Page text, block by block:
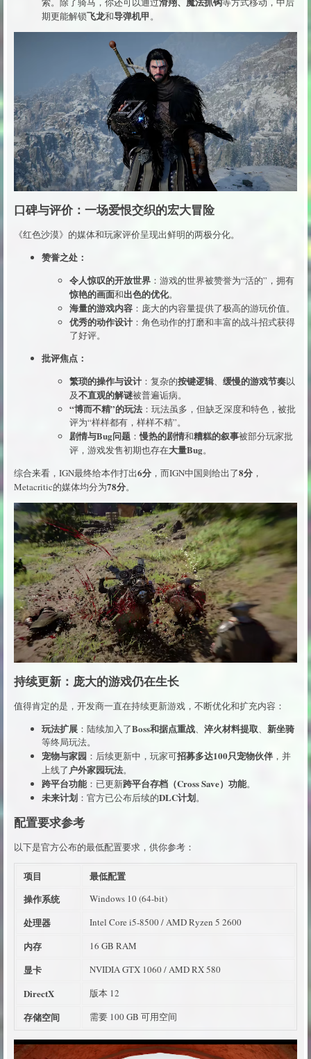
期更能解锁飞龙和导弹机甲。
口碑与评价：一场爱恨交织的宏大冒险
《红色沙漠》的媒体和玩家评价呈现出鲜明的两极分化。
赞誉之处：
令人惊叹的开放世界 ：游戏的世界被赞誉为“活的”，拥有
惊艳的画面和出色的优化。
海量的游戏内容 ：庞大的内容量提供了极高的游玩价值。
优秀的动作设计 ：角色动作的打磨和丰富的战斗招式获得
了好评。
批评焦点：
繁琐的操作与设计 ：复杂的按键逻辑、 缓慢的游戏节奏以
及不直观的解谜被普遍诟病。
“博而不精”的玩法 ：玩法虽多，但缺乏深度和特色，被批
评为“样样都有，样样不精”。
剧情与Bug问题 ：慢热的剧情和糟糕的叙事被部分玩家批
评，游戏发售初期也存在大量Bug。
综合来看，IGN最终给本作打出6分 ，而IGN中国则给出了8分 ，
Metacritic的媒体均分为78分。
持续更新：庞大的游戏仍在生长
值得肯定的是，开发商一直在持续更新游戏，不断优化和扩充内容：
玩法扩展 ：陆续加入了Boss和据点重战、 淬火材料提取、 新坐骑
等终局玩法。
宠物与家园 ：后续更新中，玩家可招募多达100只宠物伙伴 ，并
上线了 户外家园玩法。
跨平台功能 ：已更新跨平台存档（Cross Save）功能。
未来计划 ：官方已公布后续的DLC计划。
配置要求参考
以下是官方公布的最低配置要求，供你参考：
项目
最低配置
操作系统
Windows 10 (64-bit)
处理器 Intel Core i5-8500 / AMD Ryzen 5 2600
内存 16 GB RAM
显卡 NVIDIA GTX 1060 / AMD RX 580
DirectX 版本 12
存储空间 需要 100 GB 可用空间